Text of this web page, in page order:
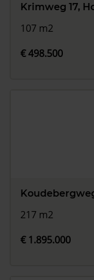
Krimweg 17,
107 m2
€ 498.500
217 m2
€ 1.895.000